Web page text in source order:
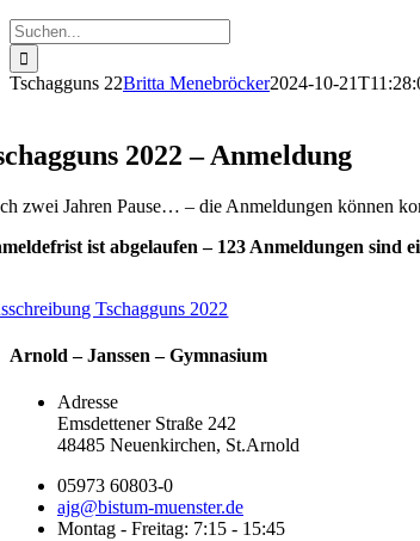
Suche
nach:
Tschagguns 22Britta Menebröcker2024-10-
2022 – Anmeldung
zwei Jahren Pause… – die Anmeldungen können
ist abgelaufen – 123 Anmeldungen sind
Tschagguns 2022
Arnold – Janssen – Gymnasium
Adresse
Emsdettener Straße 242
48485 Neuenkirchen, St.Arnold
05973 60803-0
ajg@bistum-muenster.de
Montag - Freitag: 7:15 - 15:45